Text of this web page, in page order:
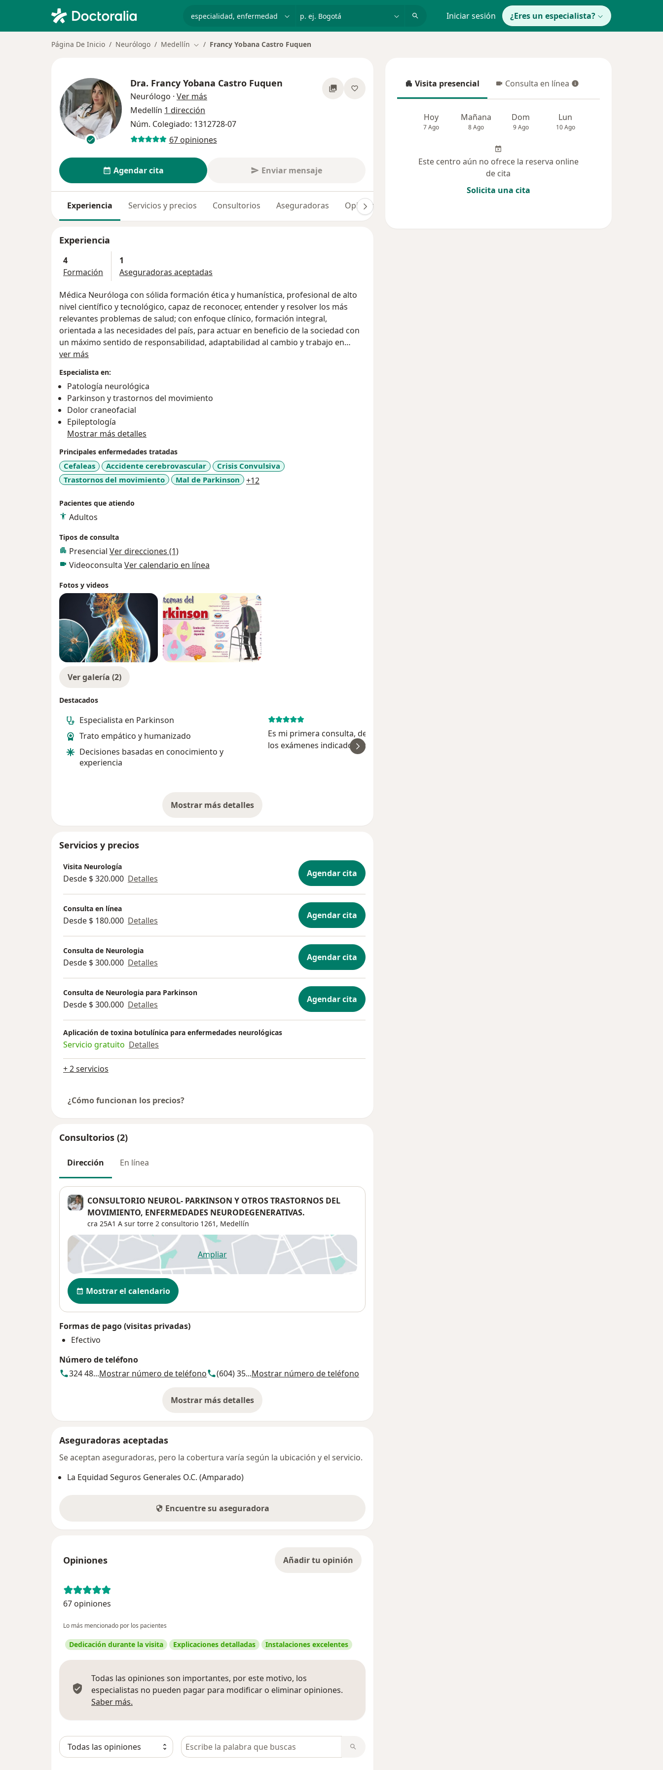
p. ej. Bogotá Iniciar sesión ¿Eres un especialista?
Página De Inicio Neurólogo Medellín Cambiar de ciudad
Francy Yobana Castro Fuquen
Dra. Francy Yobana Castro Fuquen
Neurólogo · Ver más
Medellín 1 dirección
Núm. Colegiado: 1312728-07
67 opiniones
Agendar cita Enviar mensaje
Experiencia Servicios y precios Consultorios Aseguradoras Opiniones (67)
Experiencia
4
Formación
1
Aseguradoras aceptadas
Médica Neuróloga con sólida formación ética y humanística, profesional de alto
nivel científico y tecnológico, capaz de reconocer, entender y resolver los más
relevantes problemas de salud; con enfoque clínico, formación integral,
orientada a las necesidades del país, para actuar en beneficio de la sociedad con
un máximo sentido de responsabilidad, adaptabilidad al cambio y trabajo en
equipo. Gran capacidad de atender consulta externa, hospitalización y casos de
trastornos del movimiento como temblor, ataxias, distonias, tics, trastornos en la
marcha, cefaleaas, aplicacion de toxina botulinica, entre otros.
ver más
Especialista en:
Patología neurológica
Parkinson y trastornos del movimiento
Dolor craneofacial
Epileptología
Mostrar más detalles
Principales enfermedades tratadas
Cefaleas Accidente cerebrovascular
Crisis Convulsiva
Trastornos del movimiento
Mal de Parkinson +12
Pacientes que atiendo
Adultos
Tipos de consulta
Presencial Ver direcciones (1)
Videoconsulta Ver calendario en línea
Fotos y videos
Ver galería (2)
Destacados
Especialista en Parkinson
Trato empático y humanizado
Decisiones basadas en conocimiento y
experiencia
Es mi primera consulta, debo esperar realizarme
los exámenes indicados para encontrar la causa
al problema de salud y hacer el tto qué me
Mostrar más detalles
sobre la experiencia
Servicios y precios
Visita Neurología
Desde $ 320.000 Detalles Agendar cita
Consulta en línea
Desde $ 180.000 Detalles Agendar cita
Consulta de Neurologia
Desde $ 300.000 Detalles Agendar cita
Consulta de Neurologia para Parkinson
Desde $ 300.000 Detalles Agendar cita
Aplicación de toxina botulínica para enfermedades neurológicas
Servicio gratuito Detalles
+ 2 servicios
¿Cómo funcionan los precios?
Consultorios (2)
Dirección En línea
CONSULTORIO NEUROL- PARKINSON Y OTROS TRASTORNOS DEL
MOVIMIENTO, ENFERMEDADES NEURODEGENERATIVAS.
cra 25A1 A sur torre 2 consultorio 1261, Medellín
Ampliarse abre en una nueva pestaña
Disponibilidad
Mostrar el calendario
Formas de pago (visitas privadas)
Efectivo
Número de teléfono
324 48...Mostrar número de teléfono (604) 35...Mostrar número de teléfono
Mostrar más detalles
sobre la dirección
Aseguradoras aceptadas
Se aceptan aseguradoras, pero la cobertura varía según la ubicación y el servicio.
La Equidad Seguros Generales O.C. (Amparado)
Encuentre su aseguradora
Opiniones Añadir tu opinión
67 opiniones
Lo más mencionado por los pacientes
Dedicación durante la visita Explicaciones detalladas Instalaciones excelentes
Todas las opiniones son importantes, por este motivo, los
especialistas no pueden pagar para modificar o eliminar opiniones.
Saber más.
Busca en opiniones
Visita presencial
Visita presencial Consulta en línea
Consulta en línea
Hoy
7 Ago
Mañana
8 Ago
Dom
9 Ago
Lun
10 Ago
Este centro aún no ofrece la reserva online
de cita
Solicita una cita